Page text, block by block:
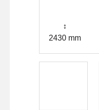
↕
2430 mm